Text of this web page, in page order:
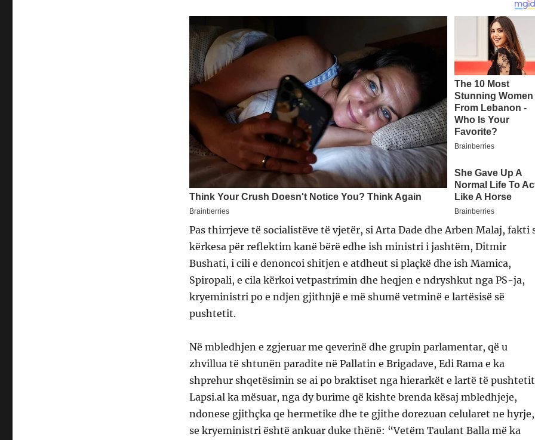
Pas thirrjeve të socialistëve të vjetër, si Arta Dade dhe Arben Malaj, fakti
kërkesa për reflektim kanë bërë edhe ish ministri i jashtëm, Ditmir
Bushati, i cili e denoncoi shitjen e atdheut si plaçkë dhe ish Mamica,
Spiropali, e cila kërkoi vetpastrimin dhe heqjen e ndryshkut nga PS-ja,
kryeministri po e ndjen gjithnjë e më shumë vetminë e lartësisë së
pushtetit.
Në mbledhjen e zgjeruar me qeverinë dhe grupin parlamentar, që u
zhvillua të shtunën paradite në Pallatin e Brigadave, Edi Rama e ka
shprehur shqetësimin se ai po braktiset nga hierarkët e lartë të
Lapsi.al ka mësuar, nga dy burime që kishte brenda kësaj mbledhjeje,
ndonese gjithçka qe hermetike dhe te gjithe dorezuan celularet ne hyrje,
se kryeministri është ankuar duke thënë: “Vetëm Taulant Balla më ka